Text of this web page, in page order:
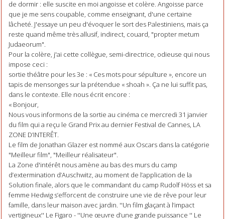
de dormir : elle suscite en moi angoisse et colère. Angoisse parce
que je me sens coupable, comme enseignant, d'une certaine
lâcheté. J'essaye un peu d'évoquer le sort des Palestiniens, mais ça
reste quand même très allusif, indirect, couard, "propter metum
Judaeorum".
Pour la colère, j'ai cette collègue, semi-directrice, odieuse qui nous
impose ceci :
sortie théâtre pour les 3e : « Ces mots pour sépulture », encore un
tapis de mensonges sur la prétendue « shoah ». Ça ne lui suffit pas,
dans le contexte. Elle nous écrit encore :
« Bonjour,
Nous vous informons de la sortie au cinéma ce mercredi 31 janvier
du film qui a reçu le Grand Prix au dernier Festival de Cannes, LA
ZONE D’INTERÊT.
Le film de Jonathan Glazer est nommé aux Oscars dans la catégorie
"Meilleur film", "Meilleur réalisateur".
La Zone d'intérêt nous amène au bas des murs du camp
d’extermination d’Auschwitz, au moment de l’application de la
Solution finale, alors que le commandant du camp Rudolf Höss et sa
femme Hedwig s’efforcent de construire une vie de rêve pour leur
famille, dans leur maison avec jardin. ''Un film glaçant à l’impact
vertigineux'' Le Figaro - ''Une œuvre d’une grande puissance '' Le